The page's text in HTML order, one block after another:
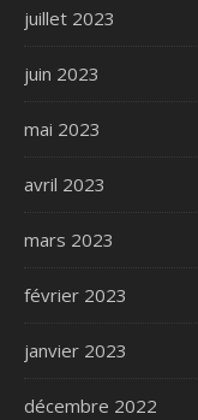
juillet 2023
juin 2023
mai 2023
avril 2023
mars 2023
février 2023
janvier 2023
décembre 2022